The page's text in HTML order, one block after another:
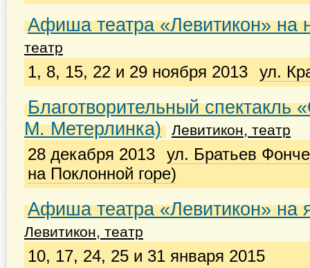
Афиша театра «Левитикон» на
театр
1, 8, 15, 22 и 29 ноября 2013 ул.
Благотворительный спектакль
М. Метерлинка)
Левитикон, театр
28 декабря 2013
ул. Братьев
на Поклонной горе)
Афиша театра «Левитикон» на
Левитикон, театр
10, 17, 24, 25 и 31 января 2015